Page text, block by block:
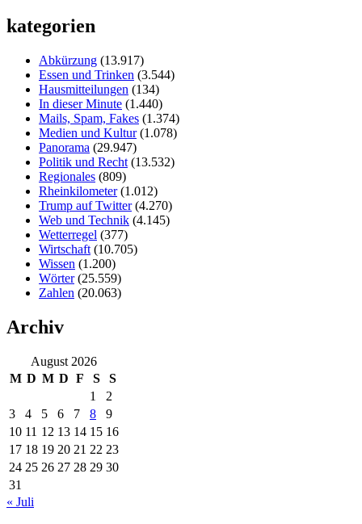
kategorien
Abkürzung (13.917)
Essen und Trinken (3.544)
Hausmitteilungen (134)
In dieser Minute (1.440)
Mails, Spam, Fakes (1.374)
Medien und Kultur(1.078)
Panorama (29.947)
Politik und Recht (13.532)
Regionales (809)
Rheinkilometer(1.012)
Trump auf Twitter(4.270)
Web und Technik (4.145)
Wetterregel (377)
Wirtschaft (10.705)
Wissen (1.200)
Wörter(25.559)
Zahlen (20.063)
Archiv
August 2026
M D M D F S
S
1
2
3
4 5 6 7 8
9
10 11 12 13 14 15 16
17 18 19 20 21 22 23
24 25 26 27 28 29 30
31
« Juli